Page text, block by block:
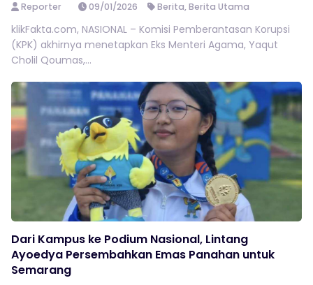
Reporter 09/01/2026 Berita,Berita Utama
klikFakta.com, NASIONAL – Komisi Pemberantasan Korupsi
(KPK) akhirnya menetapkan Eks Menteri Agama, Yaqut
Cholil Qoumas,...
Dari Kampus ke Podium Nasional, Lintang
Ayoedya Persembahkan Emas Panahan untuk
Semarang